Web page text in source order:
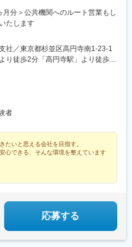
分＞公共機関へのルート営業もし
たします
社／東京都杉並区高円寺南1-23-1
り徒歩2分「高円寺駅」より徒歩
禁煙
者
たいと思える会社を目指す。
心できる、そんな環境を整えています
応募する